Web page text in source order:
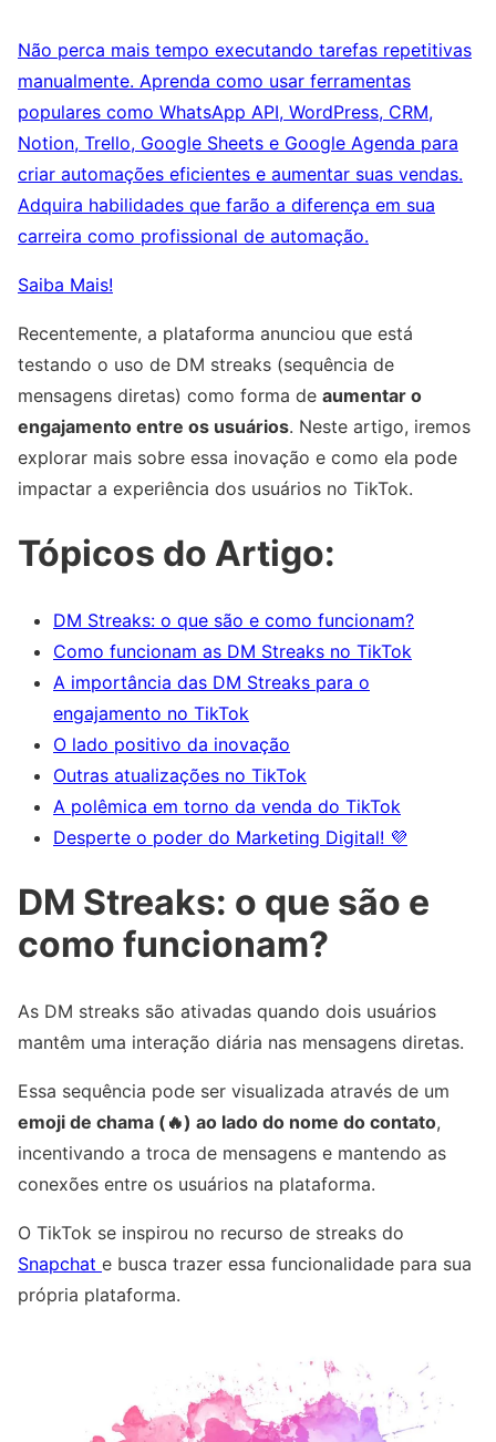
Não perca mais tempo executando tarefas repetitivas
manualmente. Aprenda como usar ferramentas
populares como WhatsApp API, WordPress, CRM,
Notion, Trello, Google Sheets e Google Agenda para
criar automações eficientes e aumentar suas vendas.
Adquira habilidades que farão a diferença em sua
carreira como profissional de automação.
Saiba Mais!
Recentemente, a plataforma anunciou que está
testando o uso de DM streaks (sequência de
mensagens diretas) como forma de aumentar o
engajamento entre os usuários. Neste artigo, iremos
explorar mais sobre essa inovação e como ela pode
impactar a experiência dos usuários no TikTok.
Tópicos do Artigo:
DM Streaks: o que são e como funcionam?
Como funcionam as DM Streaks no TikTok
A importância das DM Streaks para o
engajamento no TikTok
O lado positivo da inovação
Outras atualizações no TikTok
A polêmica em torno da venda do TikTok
Desperte o poder do Marketing Digital! 💜
DM Streaks: o que são e
como funcionam?
As DM streaks são ativadas quando dois usuários
mantêm uma interação diária nas mensagens diretas.
Essa sequência pode ser visualizada através de um
emoji de chama (🔥) ao lado do nome do contato,
incentivando a troca de mensagens e mantendo as
conexões entre os usuários na plataforma.
O TikTok se inspirou no recurso de streaks do
Snapchat e busca trazer essa funcionalidade para sua
própria plataforma.